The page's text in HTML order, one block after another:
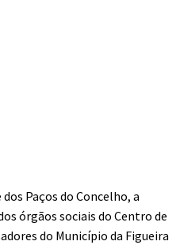
Paços do Concelho, a
órgãos sociais do Centro de
do Município da Figueira